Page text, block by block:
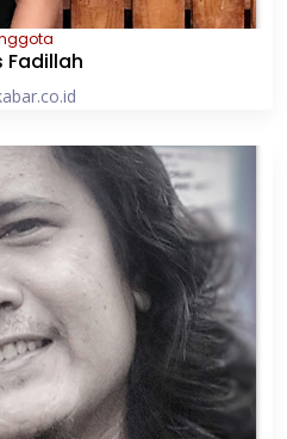
Fadillah